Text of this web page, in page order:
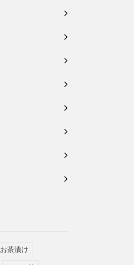
お茶漬け